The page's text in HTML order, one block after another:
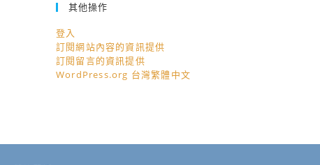
其他操作
登入
訂閱網站內容的資訊提供
訂閱留言的資訊提供
WordPress.org 台灣繁體中文